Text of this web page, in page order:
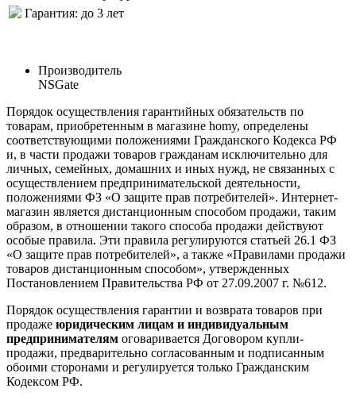
Гарантия: до 3 лет
Производитель
NSGate
Порядок осуществления гарантийных обязательств по
товарам, приобретенным в магазине homy, определены
соответствующими положениями Гражданского Кодекса РФ
и, в части продажи товаров гражданам исключительно для
личных, семейных, домашних и иных нужд, не связанных с
осуществлением предпринимательской деятельности,
положениями ФЗ «О защите прав потребителей». Интернет-
магазин является дистанционным способом продажи, таким
образом, в отношении такого способа продажи действуют
особые правила. Эти правила регулируются статьей 26.1 ФЗ
«О защите прав потребителей», а также «Правилами продажи
товаров дистанционным способом», утвержденных
Постановлением Правительства РФ от 27.09.2007 г. №612.
Порядок осуществления гарантии и возврата товаров при
продаже юридическим лицам и индивидуальным
предпринимателям оговаривается Договором купли-
продажи, предварительно согласованным и подписанным
обоими сторонами и регулируется только Гражданским
Кодексом РФ.